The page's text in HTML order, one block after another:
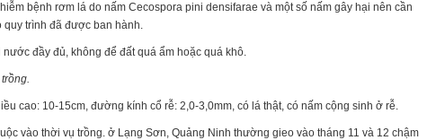
bệnh rơm lá do nấm Cecospora pini densifarae và một số nấm gây hại nên cần
trình đã được ban hành.
đầy đủ, không để đất quá ẩm hoặc quá khô.
cao: 10-15cm, đường kính cổ rễ: 2,0-3,0mm, có lá thật, có nấm cộng sinh ở rễ.
vào thời vụ trồng. ở Lạng Sơn, Quảng Ninh thường gieo vào tháng 11 và 12 chậm